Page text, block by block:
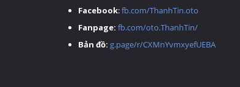
Facebook:fb.com/ThanhTin.oto
Fanpage: fb.com/oto.ThanhTin/
Bản đồ: g.page/r/CXMnYvmxyefUEBA